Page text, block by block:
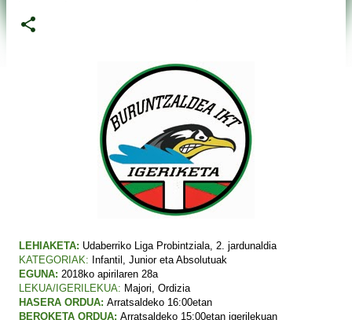
LEHIAKETA: Udaberriko Liga Probintziala, 2. jardunaldia
KATEGORIAK: Infantil, Junior eta Absolutuak
EGUNA: 2018ko apirilaren 28a
LEKUA/IGERILEKUA: Majori, Ordizia
HASERA ORDUA: Arratsaldeko 16:00etan
BEROKETA ORDUA: Arratsaldeko 15:00etan igerilekuan